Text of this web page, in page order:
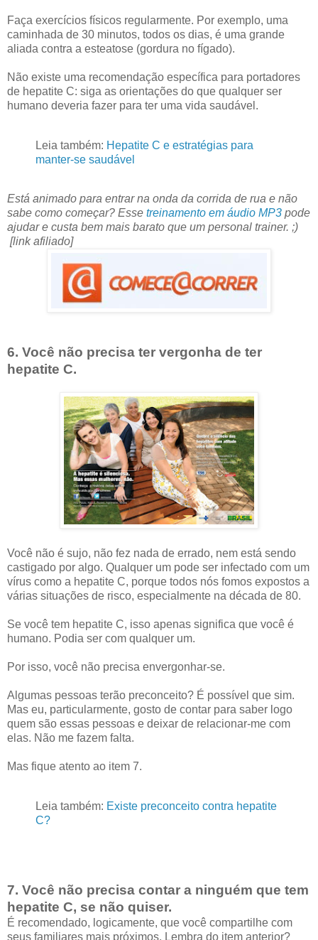
Faça exercícios físicos regularmente. Por exemplo, uma
caminhada de 30 minutos, todos os dias, é uma grande
aliada contra a esteatose (gordura no fígado).
Não existe uma recomendação específica para portadores
de hepatite C: siga as orientações do que qualquer ser
humano deveria fazer para ter uma vida saudável.
Leia também: Hepatite C e estratégias para
manter-se saudável
Está animado para entrar na onda da corrida de rua e não
sabe como começar? Esse treinamento em áudio MP3 pode
ajudar e custa bem mais barato que um personal trainer. ;)
[link afiliado]
6. Você não precisa ter vergonha de ter
hepatite C.
Você não é sujo, não fez nada de errado, nem está sendo
castigado por algo. Qualquer um pode ser infectado com um
vírus como a hepatite C, porque todos nós fomos expostos a
várias situações de risco, especialmente na década de 80.
Se você tem hepatite C, isso apenas significa que você é
humano. Podia ser com qualquer um.
Por isso, você não precisa envergonhar-se.
Algumas pessoas terão preconceito? É possível que sim.
Mas eu, particularmente, gosto de contar para saber logo
quem são essas pessoas e deixar de relacionar-me com
elas. Não me fazem falta.
Mas fique atento ao item 7.
Leia também: Existe preconceito contra hepatite
C?
7. Você não precisa contar a ninguém que tem
hepatite C, se não quiser.
É recomendado, logicamente, que você compartilhe com
seus familiares mais próximos. Lembra do item anterior?